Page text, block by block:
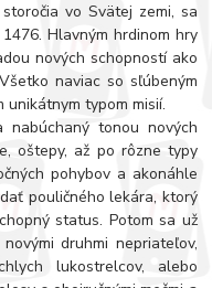
vo Svätej zemi, sa
Hlavným hrdinom hry
nových schopností ako
naviac so sľúbeným
typom misií.
nabúchaný tonou nových
oštepy, až po rôzne typy
pohybov a akonáhle
pouličného lekára, ktorý
status. Potom sa už
druhmi nepriateľov,
lukostrelcov, alebo